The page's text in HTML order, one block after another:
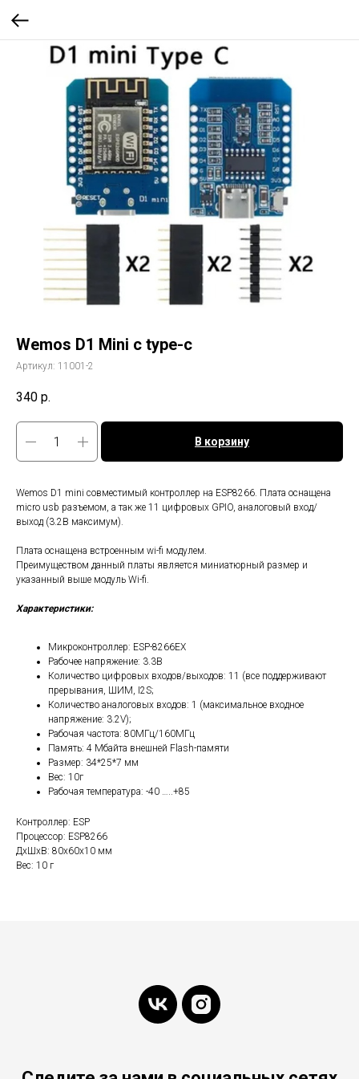
Wemos D1 Mini с type-c
Артикул: 11001-2
340 р.
В корзину
Wemos D1 mini совместимый контроллер на ESP8266. Плата оснащена
micro usb разъемом, а так же 11 цифровых GPIO, аналоговый вход/
выход (3.2В максимум).
Плата оснащена встроенным wi-fi модулем.
Преимуществом данный платы является миниатюрный размер и
указанный выше модуль Wi-fi.
Характеристики:
Микроконтроллер: ESP-8266EX
Рабочее напряжение: 3.3В
Количество цифровых входов/выходов: 11 (все поддерживают
прерывания, ШИМ, I2S;
Количество аналоговых входов: 1 (максимальное входное
напряжение: 3.2V);
Рабочая частота: 80МГц/160МГц
Память: 4 Мбайта внешней Flash-памяти
Размер: 34*25*7 мм
Вес: 10г
Рабочая температура: -40 …..+85
Контроллер: ESP
Процессор: ESP8266
ДxШxВ: 80x60x10 мм
Вес: 10 г